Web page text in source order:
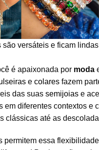
são versáteis e ficam
é apaixonada por moda
e colares fazem
das suas semijoias e
em diferentes contextos e
clássicas até as
permitem essa